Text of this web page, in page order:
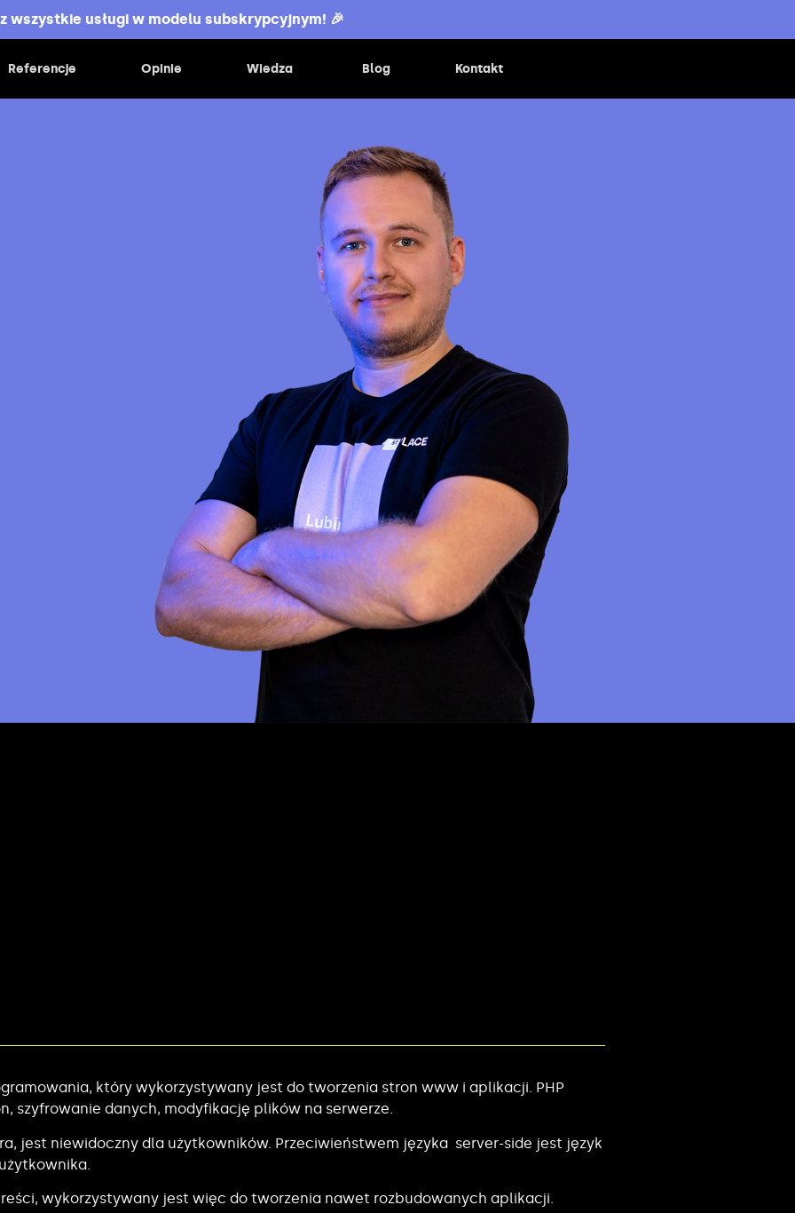
wszystkie usługi w modelu subskrypcyjnym! 🎉
Referencje Opinie Wiedza Blog Kontakt
który wykorzystywany jest do tworzenia stron www i aplikacji. PHP
szyfrowanie danych, modyfikację plików na serwerze.
jest niewidoczny dla użytkowników. Przeciwieństwem języka server-side jest język
wykorzystywany jest więc do tworzenia nawet rozbudowanych aplikacji.